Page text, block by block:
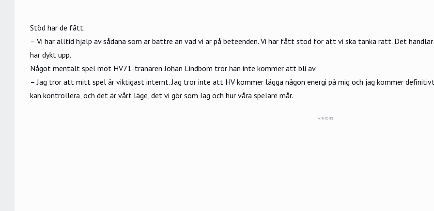
Stöd har de fått.
– Vi har alltid hjälp av sådana som är bättre än vad vi är på beteenden. Vi har fått stöd för att vi ska tänka rätt. Det
har dykt upp.
Något mentalt spel mot HV71-tränaren Johan Lindbom tror han inte kommer att bli av.
– Jag tror att mitt spel är viktigast internt. Jag tror inte att HV kommer lägga någon energi på mig och jag kommer
kan kontrollera, och det är vårt läge, det vi gör som lag och hur våra spelare mår.